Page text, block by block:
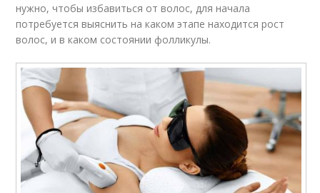
нужно, чтобы избавиться от волос, для начала
потребуется выяснить на каком этапе находится рост
волос, и в каком состоянии фолликулы.